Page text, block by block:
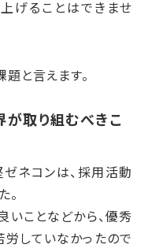
げることはできませ
と言えます。
が取り組むべきこ
ネコンは、採用活動
。
ことなどから、優秀
していなかったので